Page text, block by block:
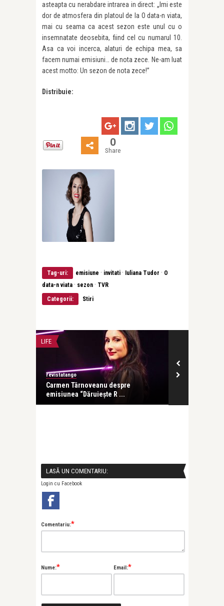
asteapta cu nerabdare intrarea in direct: „Imi este
dor de atmosfera din platoul de la O data-n viata,
mai cu seama ca acest sezon este unul cu o
insemnatate deosebita, fiind cel cu numarul 10.
Asa ca voi incerca, alaturi de echipa mea, sa
facem numai emisiuni… de nota zece. Ne-am luat
acest motto: Un sezon de nota zece!”
Distribuie:
0
Share
Tag-uri: emisiune · invitati · Iuliana Tudor · O
data-n viata · sezon · TVR
Categorii:
Stiri
LIFE
revistatango
Carmen Târnoveanu despre
emisiunea “Dăruiește R ...
LASĂ UN COMENTARIU:
Login cu Facebook
Comentariu:*
Nume:* Email:*